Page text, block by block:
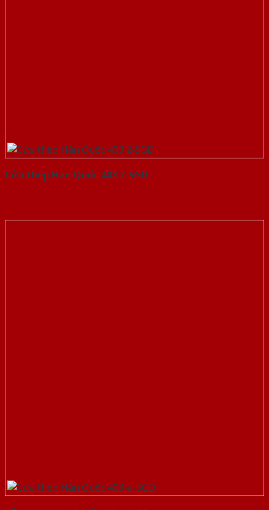
Cửa thép Hàn Quốc 403 2-SGD